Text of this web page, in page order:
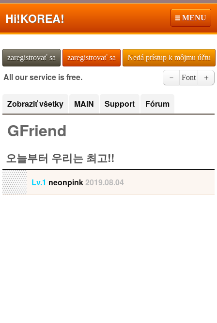
Hi!KOREA! MENU
zaregistrovať sa zaregistrovať sa Nedá prístup k môjmu účtu
All our service is free. － Font ＋
Zobraziť všetky MAIN Support Fórum
GFriend
오늘부터 우리는 최고!!
Lv.1 neonpink2019.08.04